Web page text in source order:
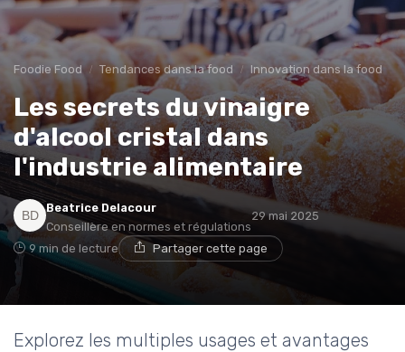
Foodie Food Tendances dans la food Innovation dans la food
Les secrets du vinaigre
d'alcool cristal dans
l'industrie alimentaire
Beatrice Delacour
Conseillère en normes et régulations
29 mai 2025
9 min de lecture Partager cette page
Explorez les multiples usages et avantages